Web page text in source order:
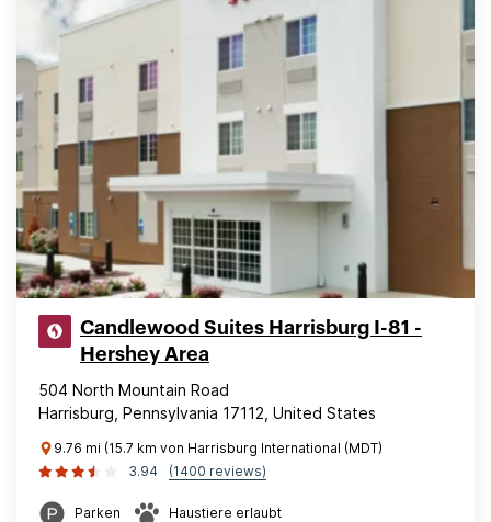
Candlewood Suites Harrisburg I-81 -
Hershey Area
504 North Mountain Road
Harrisburg, Pennsylvania 17112, United States
9.76 mi (15.7 km von Harrisburg International (MDT)
3.94
(1400 reviews)
Parken Haustiere erlaubt